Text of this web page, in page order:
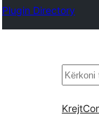
Plugin Directory
Kërko
Krejt